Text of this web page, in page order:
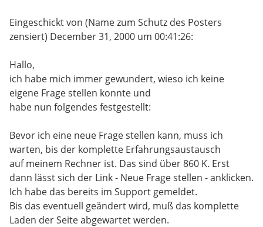
Eingeschickt von (Name zum Schutz des Posters
zensiert) December 31, 2000 um 00:41:26:
Hallo,
ich habe mich immer gewundert, wieso ich keine
eigene Frage stellen konnte und
habe nun folgendes festgestellt:
Bevor ich eine neue Frage stellen kann, muss ich
warten, bis der komplette Erfahrungsaustausch
auf meinem Rechner ist. Das sind über 860 K. Erst
dann lässt sich der Link - Neue Frage stellen - anklicken.
Ich habe das bereits im Support gemeldet.
Bis das eventuell geändert wird, muß das komplette
Laden der Seite abgewartet werden.